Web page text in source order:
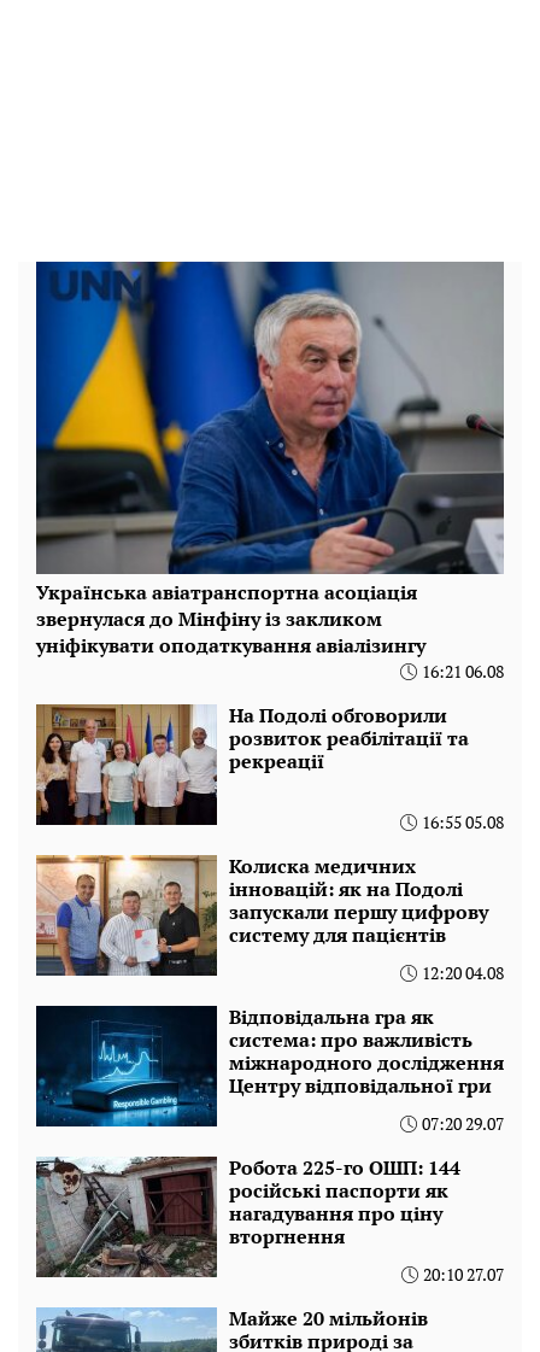
Українська авіатранспортна асоціація
звернулася до Мінфіну із закликом
уніфікувати оподаткування авіалізингу
16:21 06.08
На Подолі обговорили
розвиток реабілітації та
рекреації
16:55 05.08
Колиска медичних
інновацій: як на Подолі
запускали першу цифрову
систему для пацієнтів
12:20 04.08
Відповідальна гра як
система: про важливість
міжнародного дослідження
Центру відповідальної гри
07:20 29.07
Робота 225-го ОШП: 144
російські паспорти як
нагадування про ціну
вторгнення
20:10 27.07
Майже 20 мільйонів
збитків природі за